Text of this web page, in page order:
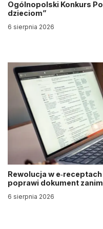
Ogólnopolski Konkurs
dzieciom”
6 sierpnia 2026
Rewolucja w
poprawi dokument
6 sierpnia 2026